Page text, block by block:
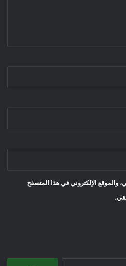
والموقع الإلكتروني في هذا المتصفح